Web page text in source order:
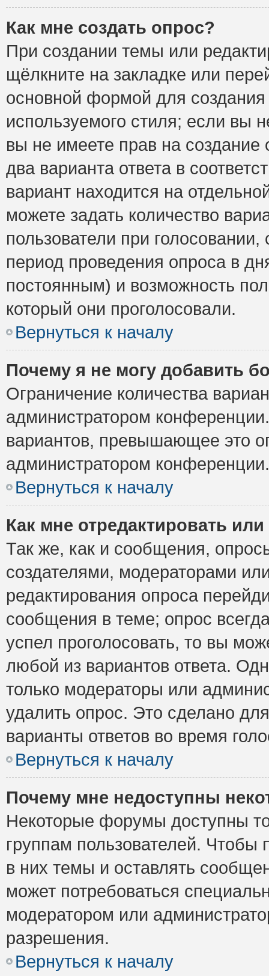
Как мне создать опрос?
При создании темы или
щёлкните на закладке или
основной формой для
используемого стиля; если вы
вы не имеете прав на
два варианта ответа в
вариант находится на
можете задать количество
пользователи при
период проведения опроса в
постоянным) и возможность
который они проголосовали.
Вернуться к началу
Почему я не могу добавить
Ограничение количества
администратором
вариантов, превышающее это
администратором конференции.
Вернуться к началу
Как мне отредактировать
Так же, как и сообщения,
создателями, модераторами
редактирования опроса
сообщения в теме; опрос
успел проголосовать, то вы
любой из вариантов ответа.
только модераторы или
удалить опрос. Это сделано
варианты ответов во время
Вернуться к началу
Почему мне недоступны
Некоторые форумы доступны
группам пользователей. Чтобы
в них темы и оставлять
может потребоваться
модератором или
разрешения.
Вернуться к началу